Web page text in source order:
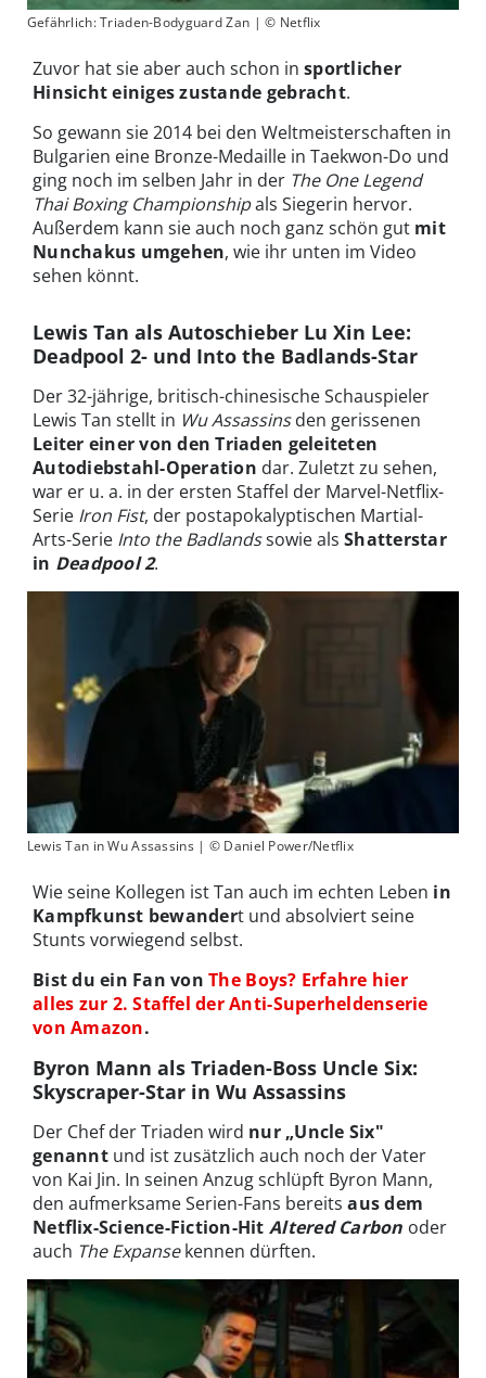
Gefährlich: Triaden-Bodyguard Zan | © Netflix
Zuvor hat sie aber auch schon in sportlicher
Hinsicht einiges zustande gebracht.
So gewann sie 2014 bei den Weltmeisterschaften in
Bulgarien eine Bronze-Medaille in Taekwon-Do und
ging noch im selben Jahr in der The One Legend
Thai Boxing Championshipals Siegerin hervor.
Außerdem kann sie auch noch ganz schön gut mit
Nunchakus umgehen, wie ihr unten im Video
sehen könnt.
Lewis Tan als Autoschieber Lu Xin Lee:
Deadpool 2- und Into the Badlands-Star
Der 32-jährige, britisch-chinesische Schauspieler
Lewis Tan stellt in Wu Assassinsden gerissenen
Leiter einer von den Triaden geleiteten
Autodiebstahl-Operation dar. Zuletzt zu sehen,
war er u. a. in der ersten Staffel der Marvel-Netflix-
Serie Iron Fist, der postapokalyptischen Martial-
Arts-Serie Into the Badlandssowie als Shatterstar
in Deadpool 2.
Lewis Tan in Wu Assassins | © Daniel Power/Netflix
Wie seine Kollegen ist Tan auch im echten Leben in
Kampfkunst bewandert und absolviert seine
Stunts vorwiegend selbst.
Bist du ein Fan vonThe Boys? Erfahre hier
alles zur 2. Staffel der Anti-Superheldenserie
von Amazon.
Byron Mann als Triaden-Boss Uncle Six:
Skyscraper-Star in Wu Assassins
Der Chef der Triaden wird nur „Uncle Six"
genanntund ist zusätzlich auch noch der Vater
von Kai Jin. In seinen Anzug schlüpft Byron Mann,
den aufmerksame Serien-Fans bereits aus dem
Netflix-Science-Fiction-HitAltered Carbon oder
auch The Expansekennen dürften.